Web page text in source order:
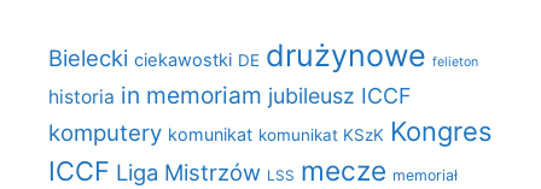
Bielecki ciekawostki DE drużynowe felieton
historia in memoriam jubileusz ICCF
komputery komunikat komunikat KSzK Kongres
ICCF Liga Mistrzów LSS mecze memoriał